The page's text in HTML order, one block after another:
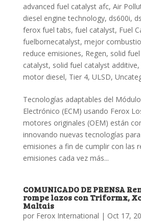
advanced fuel catalyst afc, Air
diesel engine technology, ds600i,
ferox fuel tabs, fuel catalyst, Fuel
fuelbornecatalyst, mejor
reduce emisiones, Regen, solid
catalyst, solid fuel catalyst additive,
motor diesel, Tier 4, ULSD,
Tecnologías adaptables del
Electrónico (ECM) usando Ferox
motores originales (OEM) están
innovando nuevas tecnologías
emisiones a fin de cumplir con las
emisiones cada vez más...
COMUNICADO DE PRENSA
rompe lazos con Triformx,
Maltais
por Ferox International | Oct 17,